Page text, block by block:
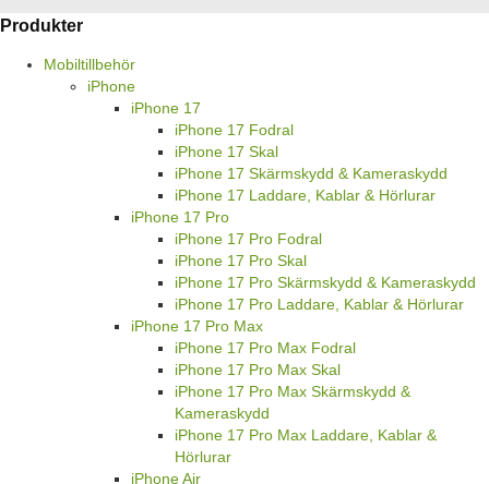
Produkter
Mobiltillbehör
iPhone
iPhone 17
iPhone 17 Fodral
iPhone 17 Skal
iPhone 17 Skärmskydd & Kameraskydd
iPhone 17 Laddare, Kablar & Hörlurar
iPhone 17 Pro
iPhone 17 Pro Fodral
iPhone 17 Pro Skal
iPhone 17 Pro Skärmskydd & Kameraskydd
iPhone 17 Pro Laddare, Kablar & Hörlurar
iPhone 17 Pro Max
iPhone 17 Pro Max Fodral
iPhone 17 Pro Max Skal
iPhone 17 Pro Max Skärmskydd &
Kameraskydd
iPhone 17 Pro Max Laddare, Kablar &
Hörlurar
iPhone Air